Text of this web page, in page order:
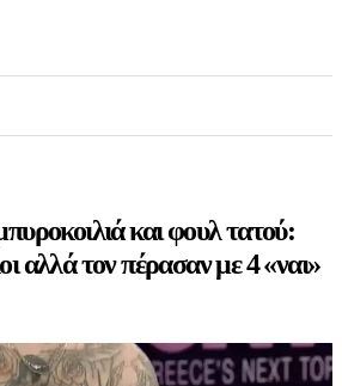
και φουλ τατού:
αλλά τον πέρασαν με 4 «ναι»